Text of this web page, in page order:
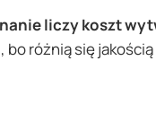
liczy koszt
różnią się jakością